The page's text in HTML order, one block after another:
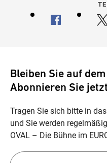
Bleiben Sie auf
Abonnieren Sie
Tragen Sie sich bitte in
und Sie werden
OVAL – Die Bühne im